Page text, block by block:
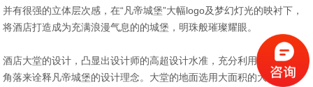
并有很强的立体层次感，在“凡帝城堡”大幅logo及梦幻灯光的映衬下，
将酒店打造成为充满浪漫气息的的城堡，明珠般璀璨耀眼。
酒店大堂的设计，凸显出设计师的高超设计水准，充分利用空间的各个
角落来诠释凡帝城堡的设计理念。大堂的地面选用大面积的大理石板